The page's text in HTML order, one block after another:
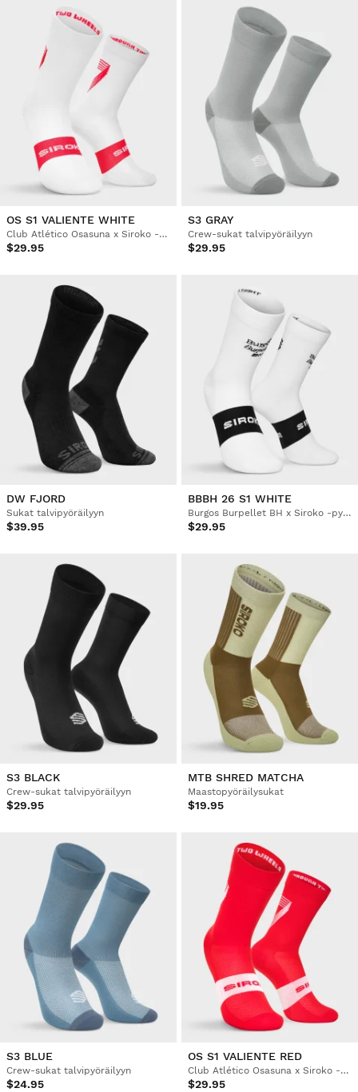
OS S1 VALIENTE WHITE
Club Atlético Osasuna x Siroko -pyöräilysukat
$29.95
S3 GRAY
Crew-sukat talvipyöräilyyn
$29.95
DW FJORD
Sukat talvipyöräilyyn
$39.95
BBBH 26 S1 WHITE
Burgos Burpellet BH x Siroko -pyöräilysukat
$29.95
S3 BLACK
Crew-sukat talvipyöräilyyn
$29.95
MTB SHRED MATCHA
Maastopyöräilysukat
$19.95
S3 BLUE
Crew-sukat talvipyöräilyyn
$24.95
OS S1 VALIENTE RED
Club Atlético Osasuna x Siroko -pyöräilysukat
$29.95